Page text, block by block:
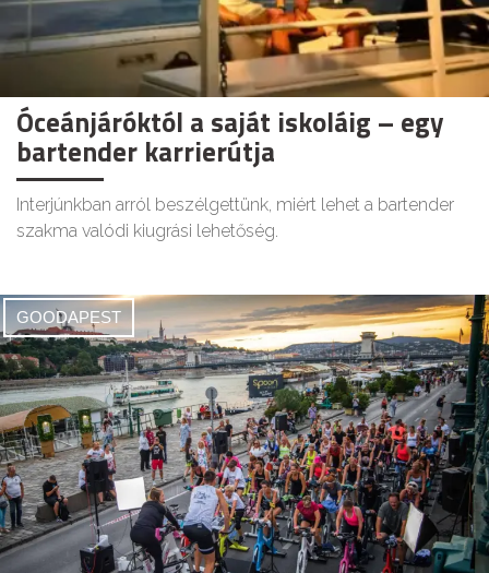
Óceánjáróktól a saját iskoláig – egy
bartender karrierútja
Interjúnkban arról beszélgettünk, miért lehet a bartender
szakma valódi kiugrási lehetőség.
GOODAPEST